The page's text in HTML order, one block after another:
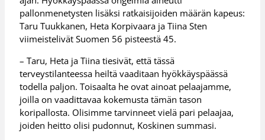
pallonmenetysten lisäksi ratkaisijoiden määrän kapeus:
Taru Tuukkanen, Heta Korpivaara ja Tiina Sten
viimeistelivät Suomen 56 pisteestä 45.
– Taru, Heta ja Tiina tiesivät, että tässä
terveystilanteessa heiltä vaaditaan hyökkäyspäässä
todella paljon. Toisaalta he ovat ainoat pelaajamme,
joilla on vaadittavaa kokemusta tämän tason
koripallosta. Olisimme tarvinneet vielä pari pelaajaa,
joiden heitto olisi pudonnut, Koskinen summasi.